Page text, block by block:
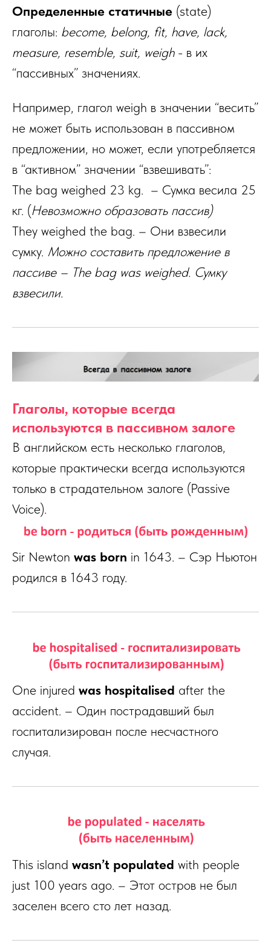
Определенные статичные (state)
глаголы: become, belong, fit, have, lack,
measure, resemble, suit, weigh- в их
“пассивных” значениях.
Например, глагол weigh в значении “весить”
не может быть использован в пассивном
предложении, но может, если употребляется
в “активном” значении “взвешивать”:
The bag weighed 23 kg. – Сумка весила 25
кг. (Невозможно образовать пассив)
They weighed the bag. – Они взвесили
сумку. Можно составить предложение в
пассиве – The bag was weighed. Сумку
взвесили.
Глаголы, которые всегда
используются в пассивном залоге
В английском есть несколько глаголов,
которые практически всегда используются
только в страдательном залоге (Passive
Voice).
Sir Newton was born in 1643. – Сэр Ньютон
родился в 1643 году.
One injured was hospitalised after the
accident. – Один пострадавший был
госпитализирован после несчастного
случая.
This island wasn’t populated with people
just 100 years ago. – Этот остров не был
заселен всего сто лет назад.